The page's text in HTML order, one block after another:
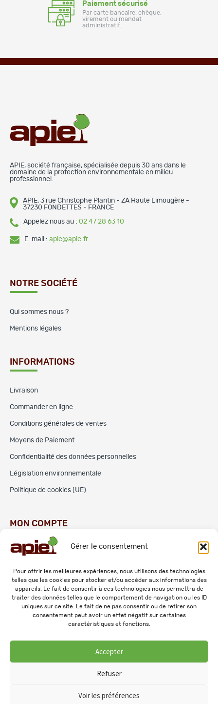
Gérer le consentement
Pour offrir les meilleures expériences, nous utilisons des technologies
telles que les cookies pour stocker et/ou accéder aux informations des
appareils. Le fait de consentir à ces technologies nous permettra de
traiter des données telles que le comportement de navigation ou les ID
uniques sur ce site. Le fait de ne pas consentir ou de retirer son
consentement peut avoir un effet négatif sur certaines
caractéristiques et fonctions.
Accepter
Refuser
Voir les préférences
Paiement sécurisé
Par carte bancaire, chèque,
virement ou mandat
administratif.
APIE, société française, spécialisée depuis 30 ans dans le
domaine de la protection environnementale en milieu
professionnel.
APIE, 3 rue Christophe Plantin - ZA Haute Limougère -
37230 FONDETTES - FRANCE
Appelez nous au : 02 47 28 63 10
E-mail : apie@apie.fr
NOTRE SOCIÉTÉ
Qui sommes nous ?
Mentions légales
INFORMATIONS
Livraison
Commander en ligne
Conditions générales de ventes
Moyens de Paiement
Confidentialité des données personnelles
Législation environnementale
Politique de cookies (UE)
MON COMPTE
Commandes
Adresses
Mes informations personnelles
© 2026 APIE. Tous droits réservés.